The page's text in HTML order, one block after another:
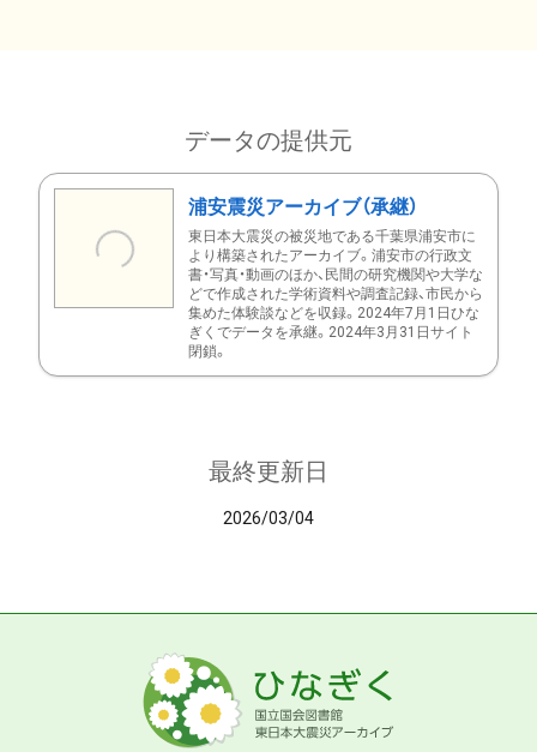
データの提供元
浦安震災アーカイブ（承継）
東日本大震災の被災地である千葉県浦安市に
より構築されたアーカイブ。浦安市の行政文
書・写真・動画のほか、民間の研究機関や大学な
どで作成された学術資料や調査記録、市民から
集めた体験談などを収録。2024年7月1日ひな
ぎくでデータを承継。2024年3月31日サイト
閉鎖。
最終更新日
2026/03/04